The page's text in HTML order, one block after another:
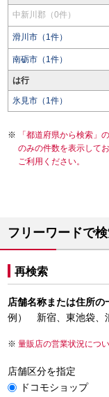
中新川郡（0件）
滑川市（1件）
南砺市（1件）
は行
氷見市（1件）
「都道府県から検索」
のみの件数を表示して
ご利用ください。
フリーワードで
再検索
店舗名称または住所の
例） 新宿、東池袋、
量販店の営業状況につ
店舗区分を指定
ドコモショップ